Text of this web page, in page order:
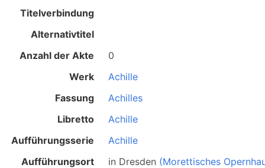
Titelverbindung
Alternativtitel
Anzahl der Akte
0
Werk
Achille
Fassung
Achilles
Libretto
Achille
Aufführungsserie
Achille
Aufführungsort
in Dresden (Morettisches